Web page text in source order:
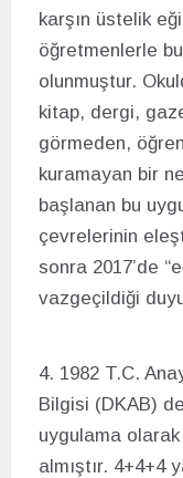
karşın üstelik
öğretmenlerle
olunmuştur.
kitap, dergi,
görmeden,
kuramayan bir
başlanan bu
çevrelerinin
sonra 2017’de
vazgeçildiği
4. 1982 T.C.
Bilgisi (DKAB)
uygulama
almıştır. 4+4+4